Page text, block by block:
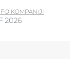
O KOMPANIJI
2026